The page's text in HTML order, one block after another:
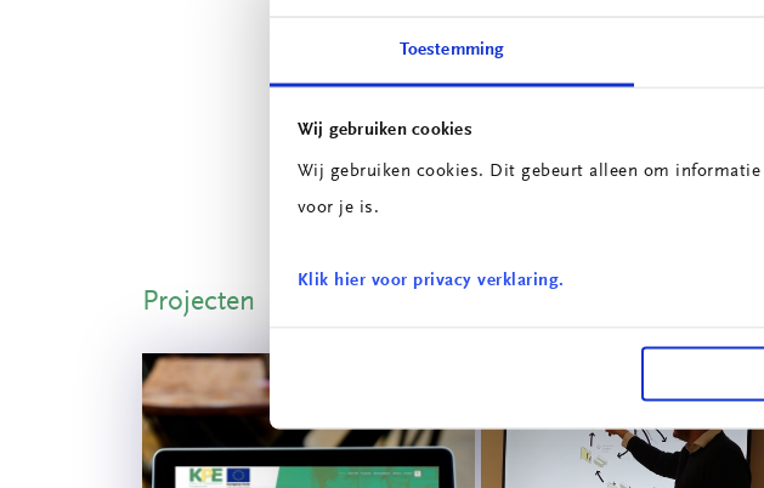
Toestemming
Wij gebruiken cookies
Wij gebruiken cookies. Dit gebeurt alleen om
voor je is.
Klik hier voor privacy verklaring.
Deze bijeenkomst geeft u de kans om kennis
Projecten